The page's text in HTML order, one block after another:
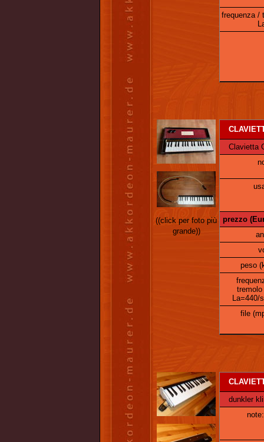
frequenza /
((click per foto più
grande))
Clavietta
prezzo
peso
tremolo
La=440/
file
dunkler
note: